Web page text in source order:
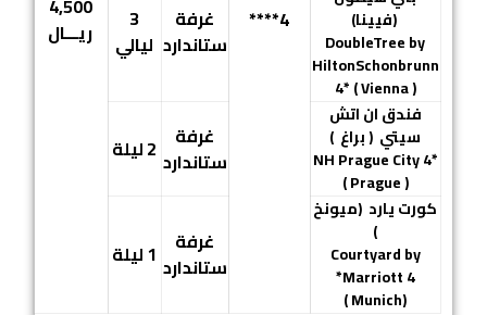
4****
4,500
ريـــال
(فيينا)
DoubleTree by
HiltonSchonbrunn
4* ( Vienna )
غرفة
ستاندارد
3
ليالي
فندق ان اتش
سيتي ( براغ )
NH Prague City 4*
( Prague )
غرفة
ستاندارد 2 ليلة
كورت يارد (ميونخ
)
Courtyard by
Marriott 4*
(Munich )
غرفة
ستاندارد 1 ليلة